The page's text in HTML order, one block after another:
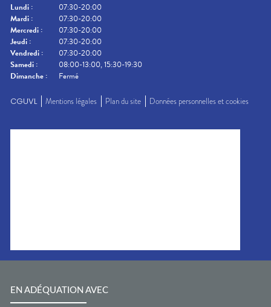
Lundi :
07:30-20:00
Mardi :
07:30-20:00
Mercredi :
07:30-20:00
Jeudi :
07:30-20:00
Vendredi :
07:30-20:00
Samedi :
08:00-13:00, 15:30-19:30
Dimanche : Fermé
CGUVL Mentions légales Plan du site Données personnelles et cookies
EN ADÉQUATION AVEC